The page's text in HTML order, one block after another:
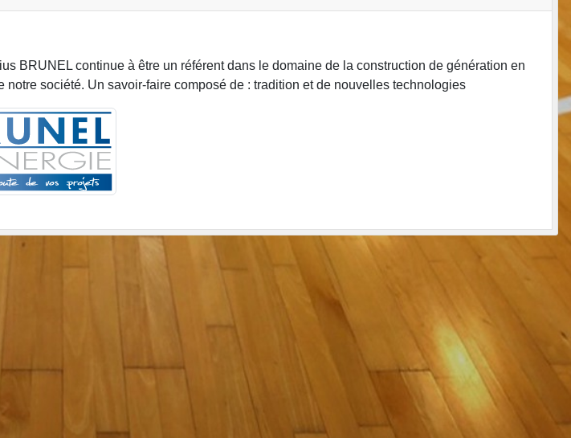
BRUNEL continue à être un référent dans le domaine de la construction de génération en
société. Un savoir-faire composé de : tradition et de nouvelles technologies